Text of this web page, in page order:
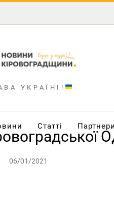
УКРАЇНІ!
Статті Партнери
06/01/2021